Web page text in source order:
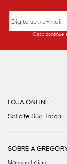
Caso continue,
LOJA ONLINE
Solicite Sua Troca
SOBRE A